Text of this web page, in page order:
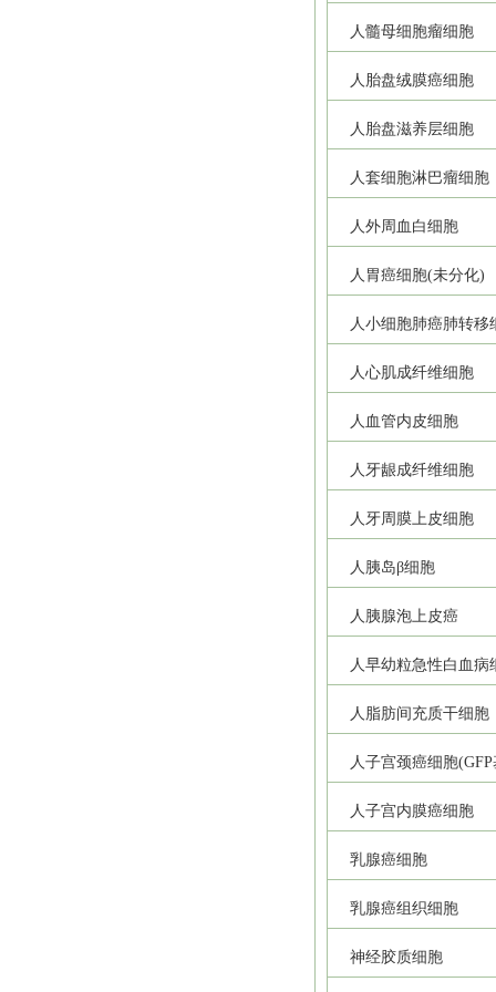
人髓母细胞瘤细胞
人胎盘绒膜癌细胞
人胎盘滋养层细胞
人套细胞淋巴瘤细胞
人外周血白细胞
人胃癌细胞(未分化)
人小细胞肺癌肺转移
人心肌成纤维细胞
人血管内皮细胞
人牙龈成纤维细胞
人牙周膜上皮细胞
人胰岛β细胞
人胰腺泡上皮癌
人早幼粒急性白血病
人脂肪间充质干细胞
人子宫颈癌细胞
人子宫内膜癌细胞
乳腺癌细胞
乳腺癌组织细胞
神经胶质细胞